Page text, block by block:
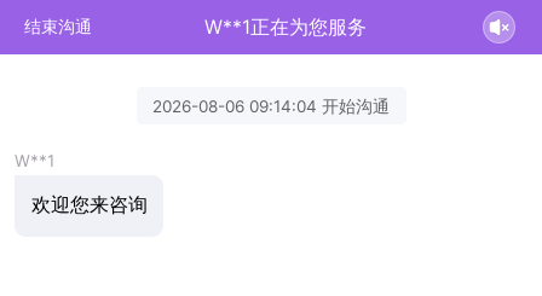
结束沟通 W**1正在为您服务
2026-08-06 09:14:04 开始沟通
W**1
欢迎您来咨询